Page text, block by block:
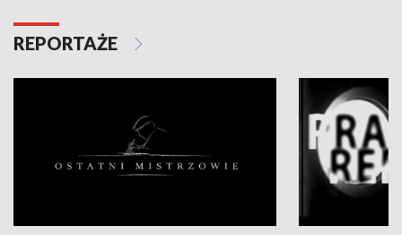
REPORTAŻE